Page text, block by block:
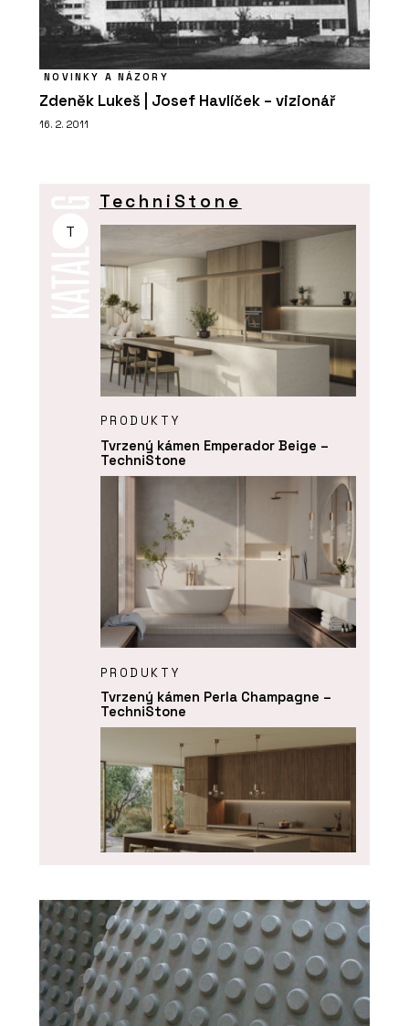
NOVINKY A NÁZORY
Zdeněk Lukeš | Josef Havlíček – vizionář
16. 2. 2011
T
TechniStone
PRODUKTY
Tvrzený kámen Emperador Beige –
TechniStone
PRODUKTY
Tvrzený kámen Perla Champagne –
TechniStone
PRODUKTY
Tvrzený kámen Perlado Bronze –
TechniStone